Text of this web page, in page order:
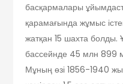
басқармалары
қарамағында жұмыс
жатқан 15 шахта
бассейнде 45 млн 899
Мұның өзі 1856-1940